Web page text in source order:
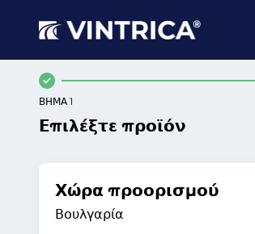
ΒΉΜΑ 1
Επιλέξτε προϊόν
Χώρα προορισμού
Βουλγαρία